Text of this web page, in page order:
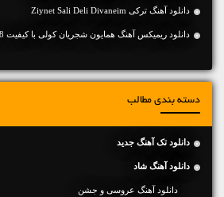
دانلود آهنگ ترکی Ziynet Sali Deli Divaneim
دانلود ریمیکس آهنگ همایون شجریان کولی با کیفیت 128 و 320
دسته بندی مطالب
دانلود تک آهنگ جدید
دانلود آهنگ شاد
دانلود آهنگ عروسی و جشن